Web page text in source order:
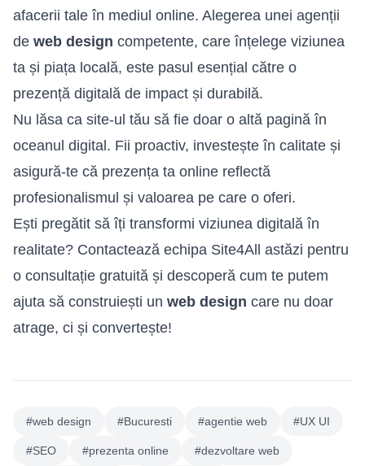
afacerii tale în mediul online. Alegerea unei agenții
de web design competente, care înțelege viziunea
ta și piața locală, este pasul esențial către o
prezență digitală de impact și durabilă.
Nu lăsa ca site-ul tău să fie doar o altă pagină în
oceanul digital. Fii proactiv, investește în calitate și
asigură-te că prezența ta online reflectă
profesionalismul și valoarea pe care o oferi.
Ești pregătit să îți transformi viziunea digitală în
realitate? Contactează echipa Site4All astăzi pentru
o consultație gratuită și descoperă cum te putem
ajuta să construiești un web design care nu doar
atrage, ci și convertește!
#web design #Bucuresti #agentie web #UX UI
#SEO #prezenta online #dezvoltare web